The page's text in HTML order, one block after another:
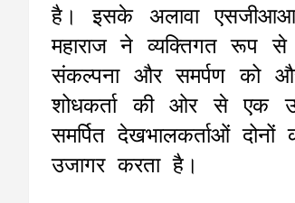
है। इसके अलावा
महाराज ने व्यक्तिगत रूप
संकल्पना और समर्पण को
शोधकर्ता की ओर से एक
समर्पित देखभालकर्ताओं
उजागर करता है।